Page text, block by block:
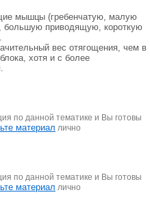
мышцы (гребенчатую, малую
приводящую, короткую
вес отягощения, чем в
хотя и с более
по данной тематике и Вы готовы
материал лично
по данной тематике и Вы готовы
материал лично